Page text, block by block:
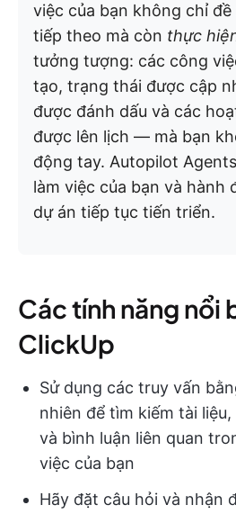
việc của bạn không chỉ
tiếp theo mà còn thực
tưởng tượng: các công
tạo, trạng thái được cập
được đánh dấu và các
được lên lịch — mà bạn
động tay. Autopilot
làm việc của bạn và hành
dự án tiếp tục tiến triển.
Các tính năng nổi
ClickUp
Sử dụng các truy vấn
nhiên để tìm kiếm tài
và bình luận liên quan
việc của bạn
Hãy đặt câu hỏi và nhận